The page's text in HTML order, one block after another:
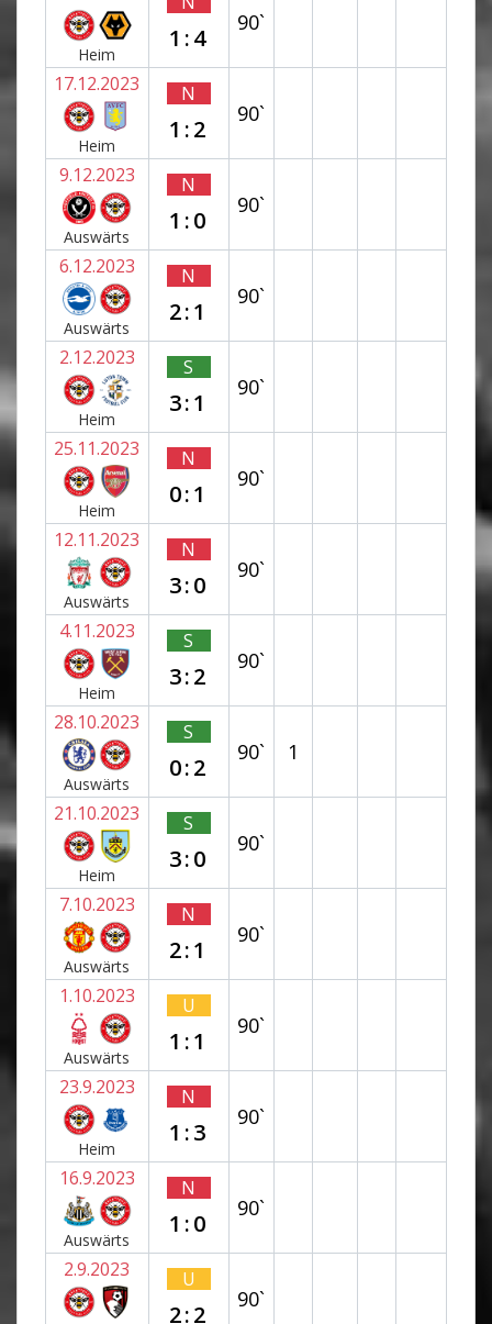
Heim
1:4
90`
17.12.2023
Heim
N
1:2
90`
9.12.2023
Auswärts
N
1:0
90`
6.12.2023
Auswärts
N
2:1
90`
2.12.2023
Heim
S
3:1
90`
25.11.2023
Heim
N
0:1
90`
12.11.2023
Auswärts
N
3:0
90`
4.11.2023
Heim
S
3:2
90`
28.10.2023
Auswärts
S
0:2
90` 1
21.10.2023
Heim
S
3:0
90`
7.10.2023
Auswärts
N
2:1
90`
1.10.2023
Auswärts
U
1:1
90`
23.9.2023
Heim
N
1:3
90`
16.9.2023
Auswärts
N
1:0
90`
2.9.2023 U
2:2
90`